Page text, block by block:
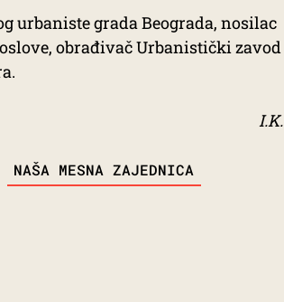
urbaniste grada Beograda, nosilac
obrađivač Urbanistički zavod
I.K.
NAŠA MESNA ZAJEDNICA